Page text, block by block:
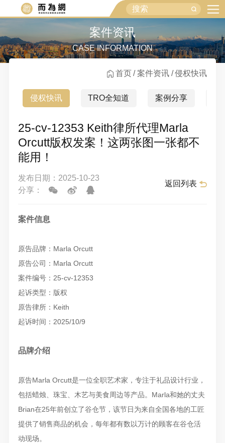
案件资讯
CASE INFORMATION
首页 案件资讯 侵权快讯
侵权快讯 TRO全知道 案例分享
25-cv-12353 Keith律所代理Marla
Orcutt版权发案！这两张图一张都不
能用！
发布日期：2025-10-23
分享：
返回列表
案件信息
原告品牌：Marla Orcutt
原告公司：Marla Orcutt
案件编号：25-cv-12353
起诉类型：版权
原告律所：Keith
起诉时间：2025/10/9
品牌介绍
原告Marla Orcutt是一位全职艺术家，专注于礼品设计行业，
包括蜡烛、珠宝、木艺与美食周边等产品。Marla和她的丈夫
Brian在25年前创立了谷仓节，该节日为来自全国各地的工匠
提供了销售商品的机会，每年都有数以万计的顾客在谷仓活
动现场。